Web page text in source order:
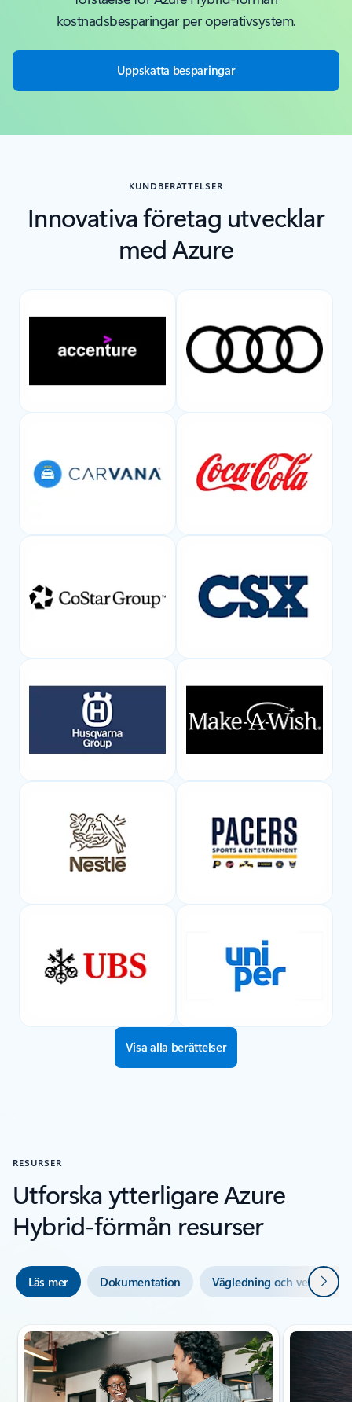
kostnadsbesparingar per operativsystem.
Uppskatta besparingar
KUNDBERÄTTELSER
Innovativa företag utvecklar
med Azure
Visa alla berättelser
RESURSER
Utforska ytterligare Azure
Hybrid-förmån resurser
Läs mer Dokumentation Vägledning och verktygNästa
Visar bild 1 av 3